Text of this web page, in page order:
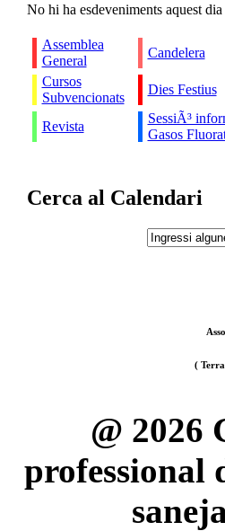
No hi ha esdeveniments aquest dia
Assemblea
General
Candelera
Cursos
Subvencionats
Dies Festius
Revista
SessiÃ³
Gasos
Cerca al Calendari
(
@ 2026
professional